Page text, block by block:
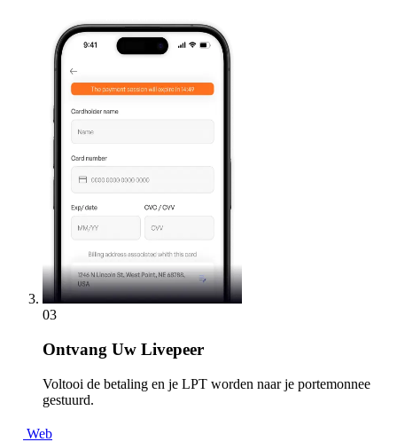
03
Ontvang Uw Livepeer
Voltooi de betaling en je LPT worden naar je portemonnee
gestuurd.
Web